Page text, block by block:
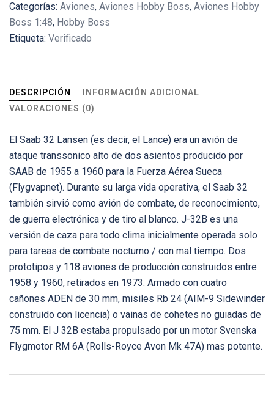
Categorías: Aviones, Aviones Hobby Boss, Aviones Hobby
Boss 1:48, Hobby Boss
Etiqueta: Verificado
DESCRIPCIÓN
INFORMACIÓN ADICIONAL
VALORACIONES (0)
El Saab 32 Lansen (es decir, el Lance) era un avión de
ataque transsonico alto de dos asientos producido por
SAAB de 1955 a 1960 para la Fuerza Aérea Sueca
(Flygvapnet). Durante su larga vida operativa, el Saab 32
también sirvió como avión de combate, de reconocimiento,
de guerra electrónica y de tiro al blanco. J-32B es una
versión de caza para todo clima inicialmente operada solo
para tareas de combate nocturno / con mal tiempo. Dos
prototipos y 118 aviones de producción construidos entre
1958 y 1960, retirados en 1973. Armado con cuatro
cañones ADEN de 30 mm, misiles Rb 24 (AIM-9 Sidewinder
construido con licencia) o vainas de cohetes no guiadas de
75 mm. El J 32B estaba propulsado por un motor Svenska
Flygmotor RM 6A (Rolls-Royce Avon Mk 47A) mas potente.